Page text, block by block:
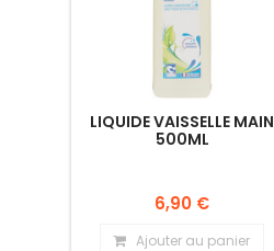
LIQUIDE VAISSELLE MAIN
500ML
6,90 €
Ajouter au panier